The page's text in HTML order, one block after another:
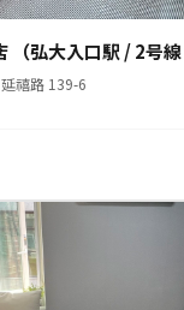
弘大入口駅 / 2号線
禧路 139-6